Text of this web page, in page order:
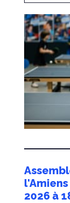
2026 à